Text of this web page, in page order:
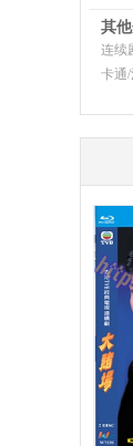
其
连续
卡通